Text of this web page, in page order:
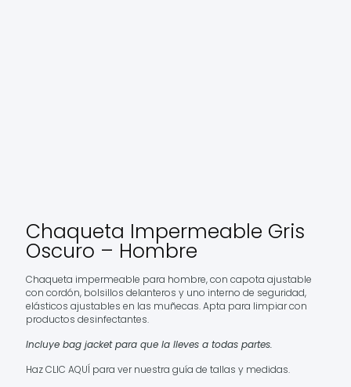
Chaqueta Impermeable Gris
Oscuro – Hombre
Chaqueta impermeable para hombre, con capota ajustable
con cordón, bolsillos delanteros y uno interno de seguridad,
elásticos ajustables en las muñecas. Apta para limpiar con
productos desinfectantes.
Incluye bag jacket para que la lleves a todas partes.
HazCLIC AQUÍ para ver nuestra guía de tallas y medidas.